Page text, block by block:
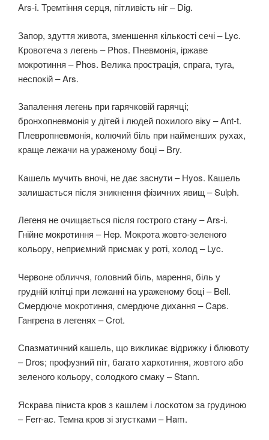
Ars-i. Тремтіння серця, пітливість ніг – Dig.
Запор, здуття живота, зменшення кількості сечі – Lyc.
Кровотеча з легень – Phos. Пневмонія, іржаве
мокротиння – Phos. Велика прострація, спрага, туга,
неспокій – Ars.
Запалення легень при гарячковій гарячці;
бронхопневмонія у дітей і людей похилого віку – Ant-t.
Плевропневмонія, колючий біль при найменших рухах,
краще лежачи на ураженому боці – Bry.
Кашель мучить вночі, не дає заснути – Hyos. Кашель
залишається після зникнення фізичних явищ – Sulph.
Легеня не очищається після гострого стану – Ars-i.
Гнійне мокротиння – Hep. Мокрота жовто-зеленого
кольору, неприємний присмак у роті, холод – Lyc.
Червоне обличчя, головний біль, марення, біль у
грудній клітці при лежанні на ураженому боці – Bell.
Смердюче мокротиння, смердюче дихання – Caps.
Гангрена в легенях – Crot.
Спазматичний кашель, що викликає відрижку і блювоту
– Dros; профузний піт, багато харкотиння, жовтого або
зеленого кольору, солодкого смаку – Stann.
Яскрава піниста кров з кашлем і лоскотом за грудиною
– Ferr-ac. Темна кров зі згустками – Ham.